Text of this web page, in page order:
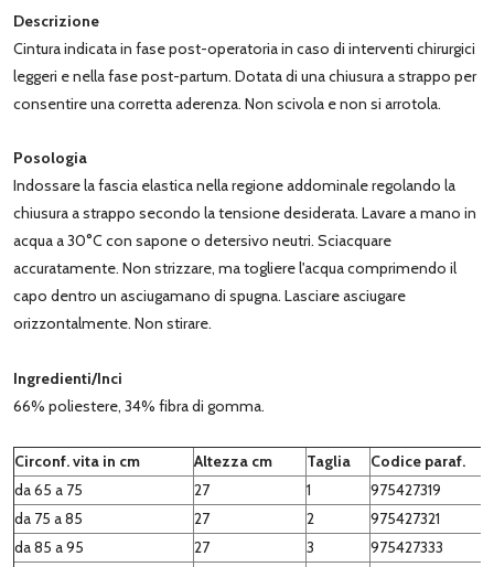
Descrizione
Cintura indicata in fase post-operatoria in caso di interventi chirurgici
leggeri e nella fase post-partum. Dotata di una chiusura a strappo per
consentire una corretta aderenza. Non scivola e non si arrotola.
Posologia
Indossare la fascia elastica nella regione addominale regolando la
chiusura a strappo secondo la tensione desiderata. Lavare a mano in
acqua a 30°C con sapone o detersivo neutri. Sciacquare
accuratamente. Non strizzare, ma togliere l'acqua comprimendo il
capo dentro un asciugamano di spugna. Lasciare asciugare
orizzontalmente. Non stirare.
Ingredienti/Inci
66% poliestere, 34% fibra di gomma.
Circonf. vita in cm Altezza cm Taglia
Codice paraf.
da 65 a 75
27 1
975427319
da 75 a 85
27 2
975427321
da 85 a 95
27 3
975427333